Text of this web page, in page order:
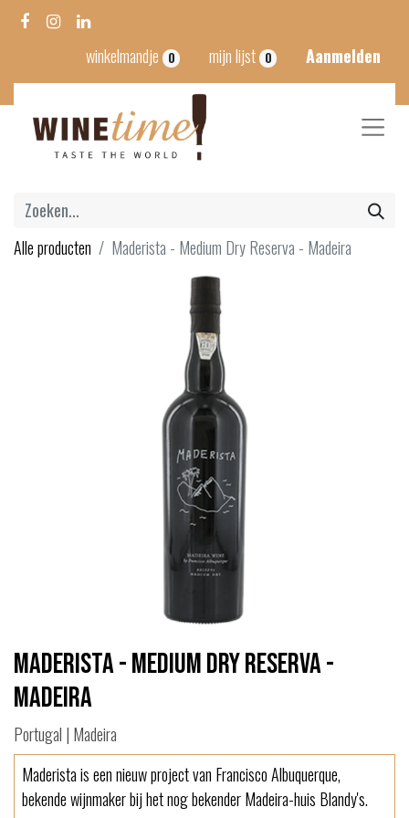
winkelmandje 0 mijn lijst 0 Aanmelden
Alle producten Maderista - Medium Dry Reserva - Madeira
Maderista - Medium Dry Reserva -
Madeira
Portugal | Madeira
Maderista is een nieuw project van Francisco Albuquerque,
bekende wijnmaker bij het nog bekender Madeira-huis Blandy's.